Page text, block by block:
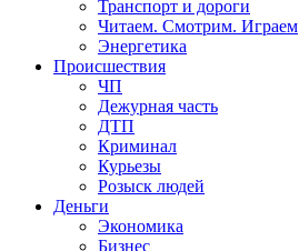
Транспорт и дороги
Читаем. Смотрим. Играем
Энергетика
Происшествия
ЧП
Дежурная часть
ДТП
Криминал
Курьезы
Розыск людей
Деньги
Экономика
Бизнес